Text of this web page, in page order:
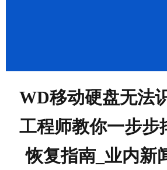
WD移动硬盘无法
工程师教你一步步
恢复指南_业内新